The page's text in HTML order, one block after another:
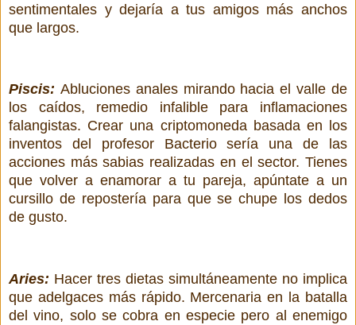
sentimentales y dejaría a tus amigos más anchos
que largos.
Piscis: Abluciones anales mirando hacia el valle de
los caídos, remedio infalible para inflamaciones
falangistas. Crear una criptomoneda basada en los
inventos del profesor Bacterio sería una de las
acciones más sabias realizadas en el sector. Tienes
que volver a enamorar a tu pareja, apúntate a un
cursillo de repostería para que se chupe los dedos
de gusto.
Aries: Hacer tres dietas simultáneamente no implica
que adelgaces más rápido. Mercenaria en la batalla
del vino, solo se cobra en especie pero al enemigo